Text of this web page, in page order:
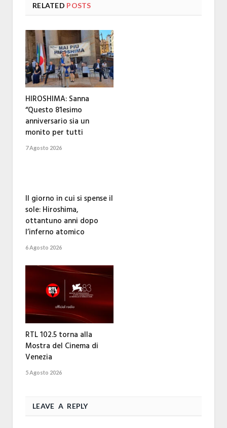
RELATED POSTS
HIROSHIMA: Sanna
“Questo 81esimo
anniversario sia un
monito per tutti
7 Agosto 2026
Il giorno in cui si spense il
sole: Hiroshima,
ottantuno anni dopo
l’inferno atomico
6 Agosto 2026
RTL 102.5 torna alla
Mostra del Cinema di
Venezia
5 Agosto 2026
LEAVE A REPLY